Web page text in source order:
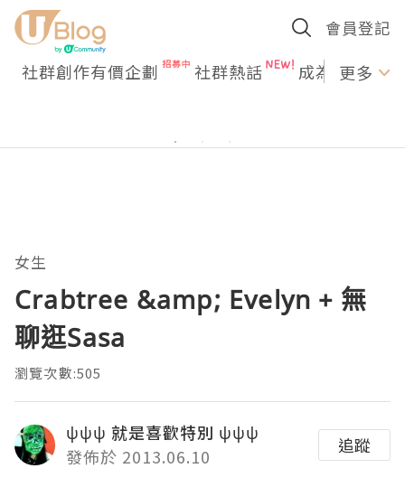
會員登記
社群創作有價企劃 社群熱話 成為U更多
女生
Crabtree &amp; Evelyn + 無
聊逛Sasa
瀏覽次數:505
ψψψ 就是喜歡特別 ψψψ
發佈於 2013.06.10
追蹤